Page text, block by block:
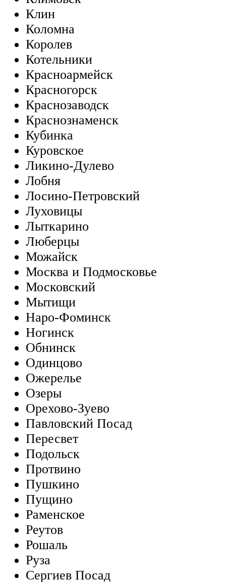
Клин
Коломна
Королев
Котельники
Красноармейск
Красногорск
Краснозаводск
Краснознаменск
Кубинка
Куровское
Ликино-Дулево
Лобня
Лосино-Петровский
Луховицы
Лыткарино
Люберцы
Можайск
Москва и Подмосковье
Московский
Мытищи
Наро-Фоминск
Ногинск
Обнинск
Одинцово
Ожерелье
Озеры
Орехово-Зуево
Павловский Посад
Пересвет
Подольск
Протвино
Пушкино
Пущино
Раменское
Реутов
Рошаль
Руза
Сергиев Посад